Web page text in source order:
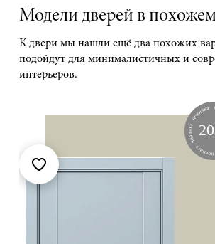
Модели дверей в
К двери мы нашли ещё два похожих
подойдут для минималистичных и
интерьеров.